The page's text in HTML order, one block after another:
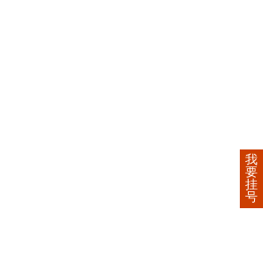
我
要
挂
号